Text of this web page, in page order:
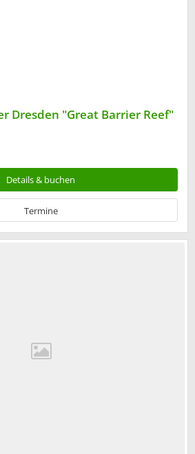
Dresden "Great Barrier Reef"
Details & buchen
Termine